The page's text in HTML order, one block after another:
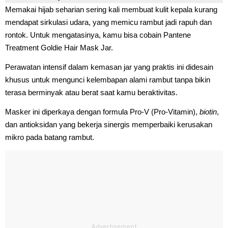
Memakai hijab seharian sering kali membuat kulit kepala kurang
mendapat sirkulasi udara, yang memicu rambut jadi rapuh dan
rontok. Untuk mengatasinya, kamu bisa cobain Pantene
Treatment Goldie Hair Mask Jar.
Perawatan intensif dalam kemasan jar yang praktis ini didesain
khusus untuk mengunci kelembapan alami rambut tanpa bikin
terasa berminyak atau berat saat kamu beraktivitas.
Masker ini diperkaya dengan formula Pro-V (Pro-Vitamin), biotin,
dan antioksidan yang bekerja sinergis memperbaiki kerusakan
mikro pada batang rambut.